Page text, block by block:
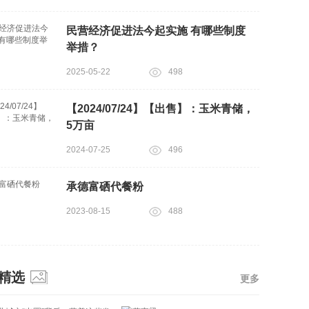
民营经济促进法今起实施 有哪些制度
举措？
2025-05-22 498
【2024/07/24】【出售】：玉米青储，
5万亩
2024-07-25 496
承德富硒代餐粉
2023-08-15 488
选 更多